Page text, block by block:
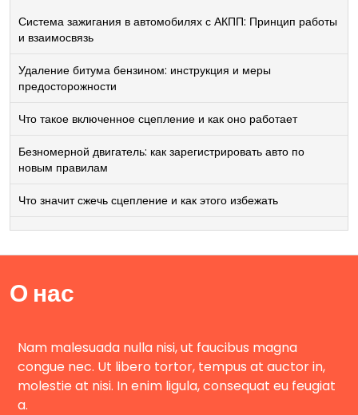
Система зажигания в автомобилях с АКПП: Принцип работы
и взаимосвязь
Удаление битума бензином: инструкция и меры
предосторожности
Что такое включенное сцепление и как оно работает
Безномерной двигатель: как зарегистрировать авто по
новым правилам
Что значит сжечь сцепление и как этого избежать
О нас
Nam malesuada nulla nisi, ut faucibus magna
congue nec. Ut libero tortor, tempus at auctor in,
molestie at nisi. In enim ligula, consequat eu feugiat
a.